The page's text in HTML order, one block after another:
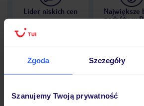
Zgoda Szczegóły
Szanujemy Twoją prywatność
Lider niskich cen
Największe
podróży w